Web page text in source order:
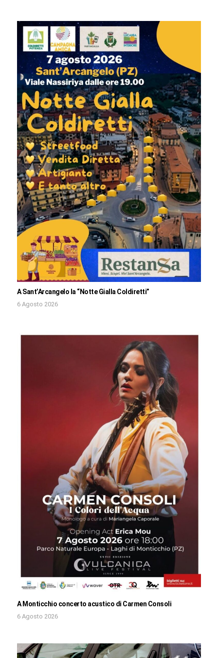
A Sant’Arcangelo la “Notte Gialla Coldiretti”
6 Agosto 2026
A Monticchio concerto acustico di Carmen Consoli
6 Agosto 2026